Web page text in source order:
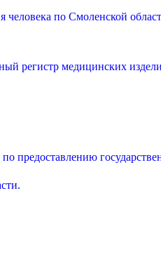
человека по Смоленской
регистр медицинских
предоставлению